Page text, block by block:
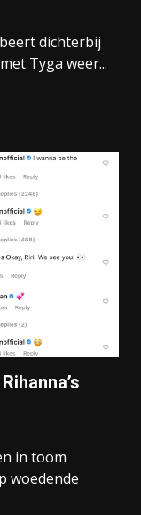
dichterbij
Tyga weer...
in toom
woedende